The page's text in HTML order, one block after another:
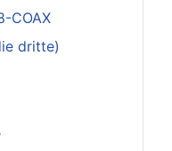
COAX
dritte)